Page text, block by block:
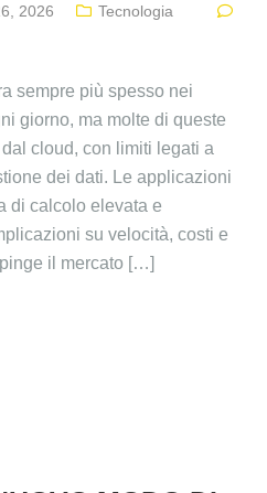
2026 Tecnologia
sempre più spesso nei
giorno, ma molte di queste
cloud, con limiti legati a
dei dati. Le applicazioni
di calcolo elevata e
su velocità, costi e
il mercato […]